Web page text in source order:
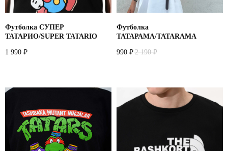
Футболка СУПЕР
ТАТАРИО/SUPER TATARIO
1 990 ₽
Футболка
ТАТАРАМА/TATARAMA
990 ₽ 2 190 ₽
Instagram*
7 916 860 15 55